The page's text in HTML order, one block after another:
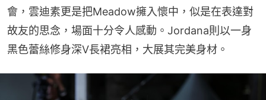
會，雲迪素更是把Meadow擁入懷中，似是在表達對
故友的思念，場面十分令人感動。Jordana則以一身
黑色蕾絲修身深V長裙亮相，大展其完美身材。